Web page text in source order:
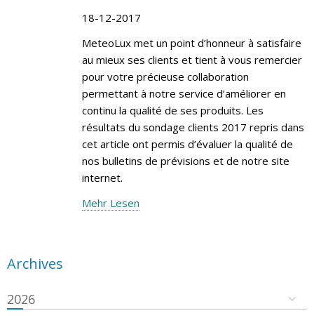
18-12-2017
MeteoLux met un point d’honneur à satisfaire
au mieux ses clients et tient à vous remercier
pour votre précieuse collaboration
permettant à notre service d’améliorer en
continu la qualité de ses produits. Les
résultats du sondage clients 2017 repris dans
cet article ont permis d’évaluer la qualité de
nos bulletins de prévisions et de notre site
internet.
Mehr Lesen
Archives
2026